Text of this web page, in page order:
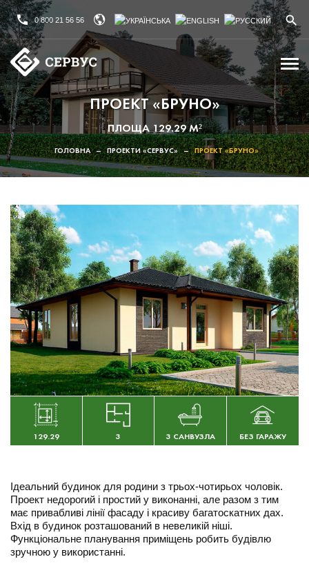
0 800 21 56 56
ПРОЕКТ «БРУНО»
ПЛОЩА 129.29 М²
ГОЛОВНА – ПРОЕКТИ «СЕРВУС» – ПРОЕКТ «БРУНО»
129.29 3 3 САНВУЗЛА БЕЗ ГАРАЖУ
Ідеальний будинок для родини з трьох-чотирьох чоловік.
Проект недорогий і простий у виконанні, але разом з тим
має привабливі лінії фасаду і красиву багатоскатних дах.
Вхід в будинок розташований в невеликій ніші.
Функціональне планування приміщень робить будівлю
зручною у використанні.